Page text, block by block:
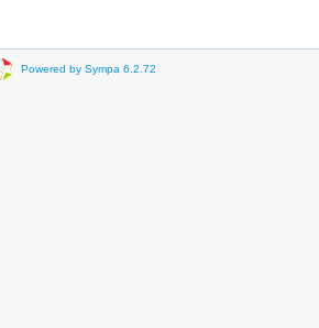
Powered by Sympa 6.2.72